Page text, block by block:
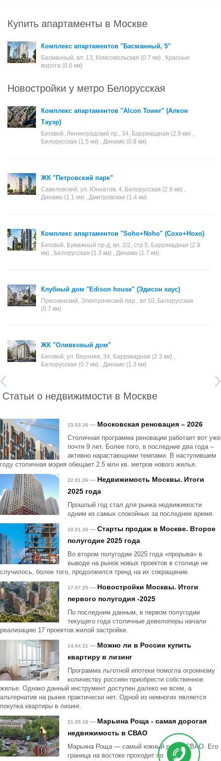
Купить апартаменты в Москве
Комплекс апартаментов "Басманный, 5"
Басманный, вл. 13, Комсомольская (0.7 км) , Красные
ворота (0.6 км)
Новостройки у метро Белорусская
Комплекс апартаментов "Alcon Tower" (Алкон
Тауэр)
Беговой, Ленинградский пр., 34, Баррикадная (2.9 км) ,
Белорусская (1.5 км) , Динамо (0.8 км)
ЖК "Петровский парк"
Савеловский, ул. Юннатов, 4, Белорусская (2.9 км) ,
Динамо (1.1 км) , Дмитровская (1.4 км)
Комплекс апартаментов "Soho+Noho" (Сохо+Нохо)
Беговой, Бумажный пр-д, вл. 2/2, стр.5, Баррикадная (2.9
км) , Белорусская (1.3 км) , Динамо (1.7 км)
Клубный дом "Edison house" (Эдисон хаус)
Пресненский, Электрический пер., вл 10, Белорусская
(0.7 км)
ЖК "Оливковый дом"
Беговой, ул. Верхняя, 34, Баррикадная (2.3 км) ,
Белорусская (0.7 км) , Динамо (1.3 км)
Статьи о недвижимости в Москве
23.03.26 — Московская реновация – 2026
Столичная программа реновации работает вот уже
почти 9 лет. Более того, в последние два года –
активно нарастающими темпами. В наступившем
году столичная мэрия обещает 2.5 млн кв. метров нового жилья.
22.01.26 — Недвижимость Москвы. Итоги
2025 года
Прошлый год стал для рынка недвижимости
одним из самых спокойных за последнее время.
20.01.26 — Старты продаж в Москве. Второе
полугодие 2025 года
Во втором полугодии 2025 года «прорыва» в
выводе на рынок новых проектов в столице не
случилось, более того, продолжился тренд на их сокращение.
17.07.25 — Новостройки Москвы. Итоги
первого полугодия -2025
По последним данным, в первом полугодии
текущего года столичные девелоперы начали
реализацию 17 проектов жилой застройки.
14.04.21 — Можно ли в России купить
квартиру в лизинг
Программа льготной ипотеки помогла огромному
количеству россиян приобрести собственное
жилье. Однако данный инструмент доступен далеко не всем, а
альтернатив на рынке практически нет. Одной из немногих является
покупка квартиры в лизинг.
21.05.18 — Марьина Роща - самая дорогая
недвижимость в СВАО
Марьина Роща — самый южный район СВАО. Его
граница на востоке проходит по